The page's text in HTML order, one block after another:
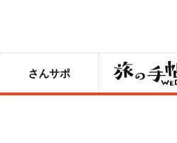
さんサポ 旅の手帖